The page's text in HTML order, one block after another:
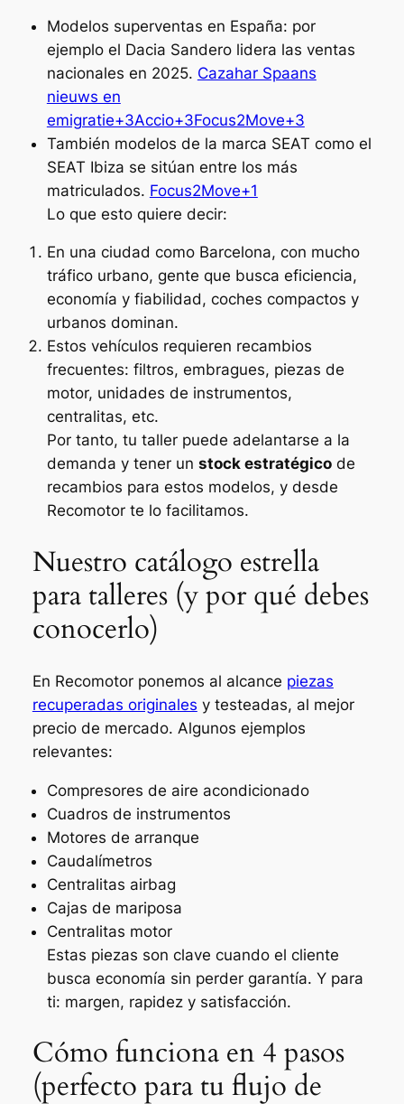
Modelos superventas en España: por
ejemplo el Dacia Sandero lidera las ventas
nacionales en 2025. Cazahar Spaans
nieuws en
emigratie+3Accio+3Focus2Move+3
También modelos de la marca SEAT como el
SEAT Ibiza se sitúan entre los más
matriculados. Focus2Move+1
Lo que esto quiere decir:
En una ciudad como Barcelona, con mucho
tráfico urbano, gente que busca eficiencia,
economía y fiabilidad, coches compactos y
urbanos dominan.
Estos vehículos requieren recambios
frecuentes: filtros, embragues, piezas de
motor, unidades de instrumentos,
centralitas, etc.
Por tanto, tu taller puede adelantarse a la
demanda y tener un stock estratégicode
recambios para estos modelos, y desde
Recomotor te lo facilitamos.
Nuestro catálogo estrella
para talleres (y por qué debes
conocerlo)
En Recomotor ponemos al alcance piezas
recuperadas originales y testeadas, al mejor
precio de mercado. Algunos ejemplos
relevantes:
Compresores de aire acondicionado
Cuadros de instrumentos
Motores de arranque
Caudalímetros
Centralitas airbag
Cajas de mariposa
Centralitas motor
Estas piezas son clave cuando el cliente
busca economía sin perder garantía. Y para
ti: margen, rapidez y satisfacción.
Cómo funciona en 4 pasos
(perfecto para tu flujo de